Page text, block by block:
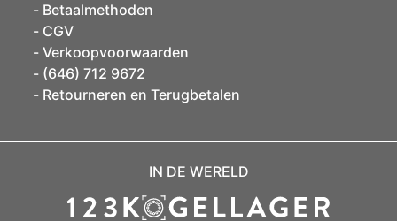
Betaalmethoden
CGV
Verkoopvoorwaarden
(646) 712 9672
Retourneren en Terugbetalen
IN DE WERELD